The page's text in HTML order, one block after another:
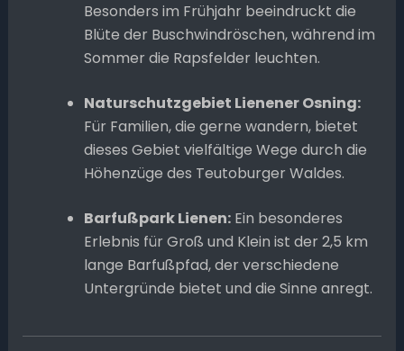
Besonders im Frühjahr beeindruckt die
Blüte der Buschwindröschen, während im
Sommer die Rapsfelder leuchten.
Naturschutzgebiet Lienener Osning:
Für Familien, die gerne wandern, bietet
dieses Gebiet vielfältige Wege durch die
Höhenzüge des Teutoburger Waldes.
Barfußpark Lienen:Ein besonderes
Erlebnis für Groß und Klein ist der 2,5 km
lange Barfußpfad, der verschiedene
Untergründe bietet und die Sinne anregt.